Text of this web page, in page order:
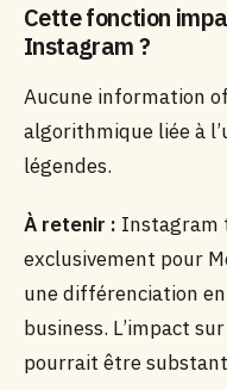
Cette fonction
Instagram ?
Aucune information
algorithmique liée à
légendes.
À retenir : Instagram
exclusivement pour
une différenciation
business. L’impact
pourrait être